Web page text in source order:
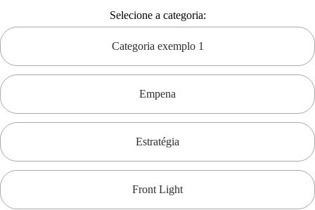
Selecione a categoria:
Categoria exemplo 1
Empena
Estratégia
Front Light